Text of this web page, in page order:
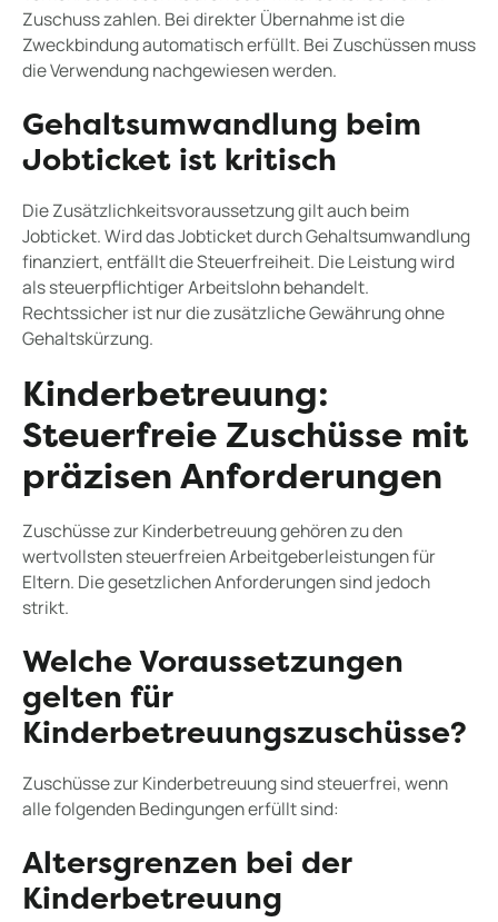
Zuschuss zahlen. Bei direkter Übernahme ist die
Zweckbindung automatisch erfüllt. Bei Zuschüssen muss
die Verwendung nachgewiesen werden.
Gehaltsumwandlung beim
Jobticket ist kritisch
Die Zusätzlichkeitsvoraussetzung gilt auch beim
Jobticket. Wird das Jobticket durch Gehaltsumwandlung
finanziert, entfällt die Steuerfreiheit. Die Leistung wird
als steuerpflichtiger Arbeitslohn behandelt.
Rechtssicher ist nur die zusätzliche Gewährung ohne
Gehaltskürzung.
Kinderbetreuung:
Steuerfreie Zuschüsse mit
präzisen Anforderungen
Zuschüsse zur Kinderbetreuung gehören zu den
wertvollsten steuerfreien Arbeitgeberleistungen für
Eltern. Die gesetzlichen Anforderungen sind jedoch
strikt.
Welche Voraussetzungen
gelten für
Kinderbetreuungszuschüsse?
Zuschüsse zur Kinderbetreuung sind steuerfrei, wenn
alle folgenden Bedingungen erfüllt sind:
Altersgrenzen bei der
Kinderbetreuung